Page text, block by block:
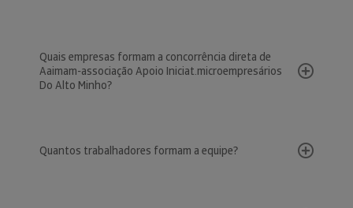
Quais empresas formam a concorrência direta de
Aaimam-associação Apoio Iniciat.microempresários
Do Alto Minho?
Quantos trabalhadores formam a equipe?